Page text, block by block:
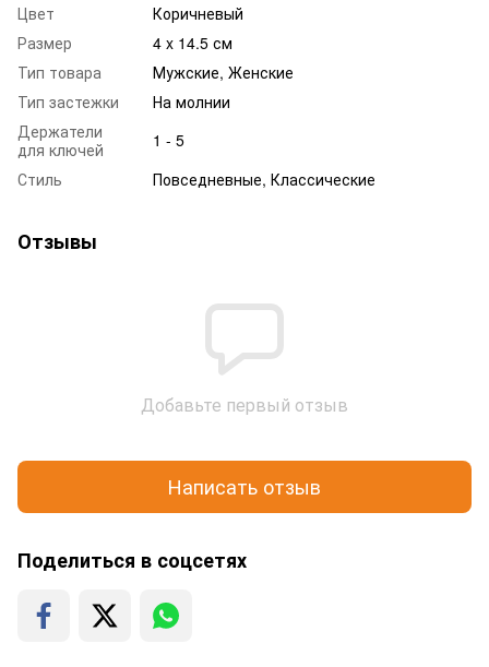
Цвет
Коричневый
Размер
4 x 14.5 см
Тип товара
Мужские, Женские
Тип застежки
На молнии
Держатели
для ключей
1 - 5
Стиль
Повседневные, Классические
Отзывы
Добавьте первый отзыв
Написать отзыв
Поделиться в соцсетях